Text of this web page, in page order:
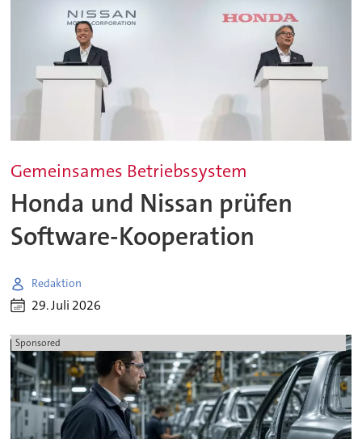
Gemeinsames Betriebssystem
Honda und Nissan prüfen
Software-Kooperation
Redaktion
29. Juli 2026
Sponsored